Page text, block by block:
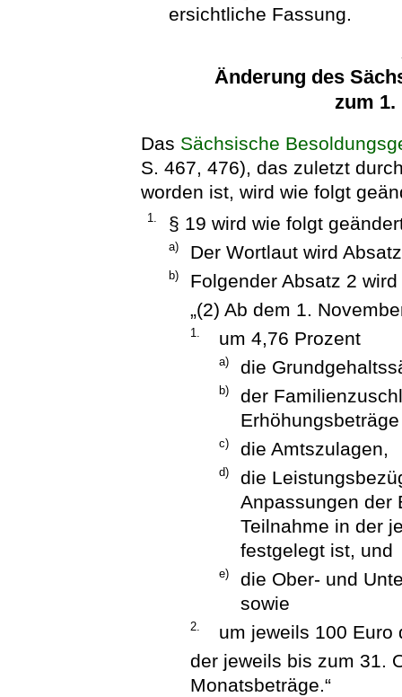
ersichtliche Fassung.
Änderung des
zum 1.
Das Sächsische
S. 467, 476), das zuletzt
worden ist, wird wie folgt
1. § 19 wird wie folgt
a) Der Wortlaut wird
b)
Folgender Absatz 2
„(2) Ab dem 1.
1. um 4,76 Prozent
a) die
b)
der
c) die Amtszulagen,
d)
die
Anpassungen der
Teilnahme in der
festgelegt ist, und
e)
die Ober- und
sowie
2.
um jeweils 100 Euro
der jeweils bis zum 31.
Monatsbeträge.“